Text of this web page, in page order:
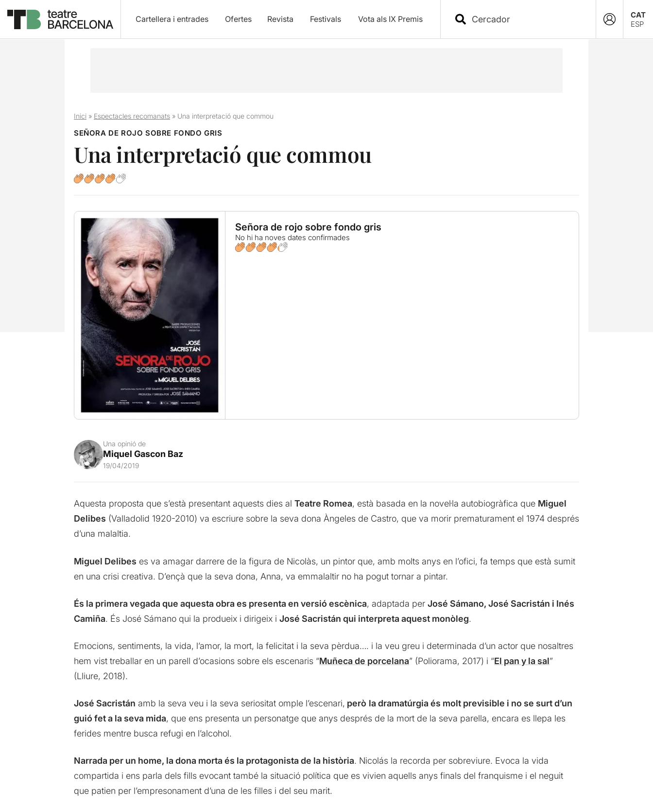
Cartellera i entrades Ofertes Revista Festivals Vota als IX Premis
CAT
ESP
Inici» Espectacles recomanats» Una interpretació que commou
SEÑORA DE ROJO SOBRE FONDO GRIS
Una interpretació que commou
Señora de rojo sobre fondo gris
No hi ha noves dates confirmades
Una opinió de
Miquel Gascon Baz
19/04/2019
Aquesta proposta que s’està presentant aquests dies al Teatre Romea, està basada en la novel·la autobiogràfica que Miguel
Delibes (Valladolid 1920-2010) va escriure sobre la seva dona Àngeles de Castro, que va morir prematurament el 1974 després
d’una malaltia.
Miguel Delibes es va amagar darrere de la figura de Nicolàs, un pintor que, amb molts anys en l’ofici, fa temps que està sumit
en una crisi creativa. D’ençà que la seva dona, Anna, va emmalaltir no ha pogut tornar a pintar.
És la primera vegada que aquesta obra es presenta en versió escènica, adaptada per José Sámano, José Sacristán i Inés
Camiña. És José Sámano qui la produeix i dirigeix i José Sacristán qui interpreta aquest monòleg.
Emocions, sentiments, la vida, l’amor, la mort, la felicitat i la seva pèrdua…. i la veu greu i determinada d’un actor que nosaltres
hem vist treballar en un parell d’ocasions sobre els escenaris “Muñeca de porcelana” (Poliorama, 2017) i “El pan y la sal”
(Lliure, 2018).
José Sacristán amb la seva veu i la seva seriositat omple l’escenari, però la dramatúrgia és molt previsible i no se surt d’un
guió fet a la seva mida, que ens presenta un personatge que anys després de la mort de la seva parella, encara es llepa les
ferides mentre busca refugi en l’alcohol.
Narrada per un home, la dona morta és la protagonista de la història. Nicolás la recorda per sobreviure. Evoca la vida
compartida i ens parla dels fills evocant també la situació política que es vivien aquells anys finals del franquisme i el neguit
que patien per l’empresonament d’una de les filles i del seu marit.